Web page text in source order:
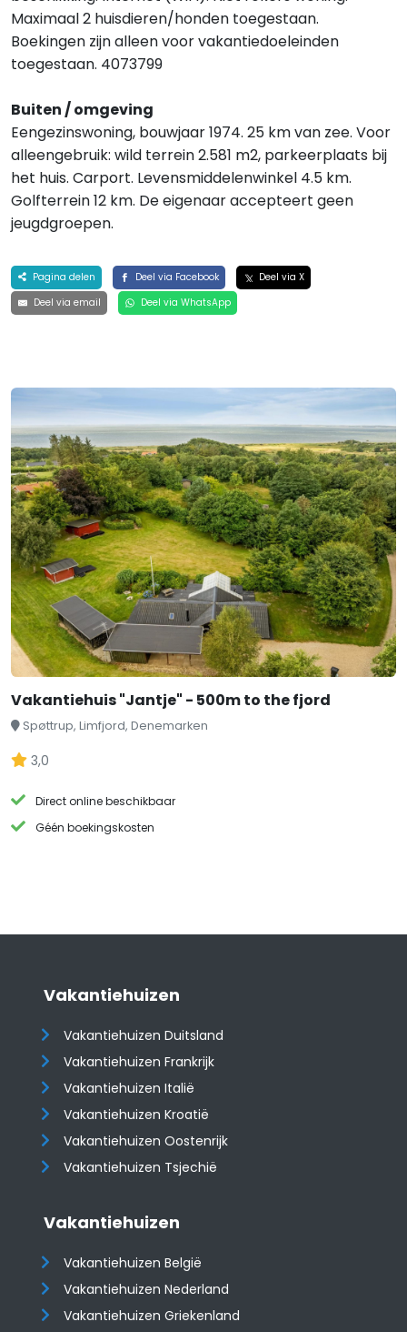
Maximaal 2 huisdieren/honden toegestaan.
Boekingen zijn alleen voor vakantiedoeleinden
toegestaan. 4073799
Buiten / omgeving
Eengezinswoning, bouwjaar 1974. 25 km van zee. Voor
alleengebruik: wild terrein 2.581 m2, parkeerplaats bij
het huis. Carport. Levensmiddelenwinkel 4.5 km.
Golfterrein 12 km. De eigenaar accepteert geen
jeugdgroepen.
Pagina delen Deel via Facebook
Deel via X
Deel via email
Deel via WhatsApp
Vakantiehuis "Jantje" - 500m to the fjord
Spøttrup, Limfjord, Denemarken
3,0
Direct online beschikbaar
Géén boekingskosten
Vakantiehuizen
Vakantiehuizen Duitsland
Vakantiehuizen Frankrijk
Vakantiehuizen Italië
Vakantiehuizen Kroatië
​​​​​​​Vakantiehuizen Oostenrijk
Vakantiehuizen Tsjechië
Vakantiehuizen
Vakantiehuizen België
Vakantiehuizen Nederland
Vakantiehuizen Griekenland